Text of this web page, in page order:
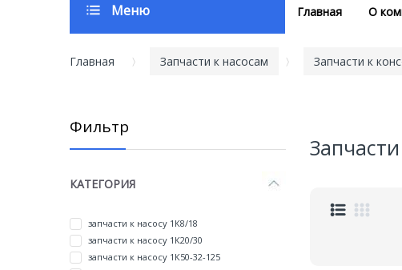
Меню Главная О
Главная Запчасти к насосам Запчасти к
Фильтр
КАТЕГОРИЯ
запчасти к насосу 1К8/18
запчасти к насосу 1К20/30
запчасти к насосу 1К50-32-125